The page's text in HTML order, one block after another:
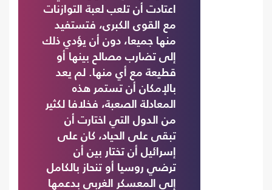
اعتادت أن تلعب لعبة التوازنات
مع القوى الكبرى، فتستفيد
منها جميعا، دون أن يؤدي ذلك
إلى تضارب مصالح بينها أو
قطيعة مع أي منها. لم يعد
بالإمكان أن تستمر هذه
المعادلة الصعبة، فخلافا لكثير
من الدول التي اختارت أن
تبقى على الحياد، كان على
إسرائيل أن تختار بين أن
ترضي روسيا أو تنحاز بالكامل
إلى المعسكر الغربي بدعمها